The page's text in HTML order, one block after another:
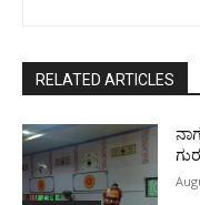
RELATED ARTICLES